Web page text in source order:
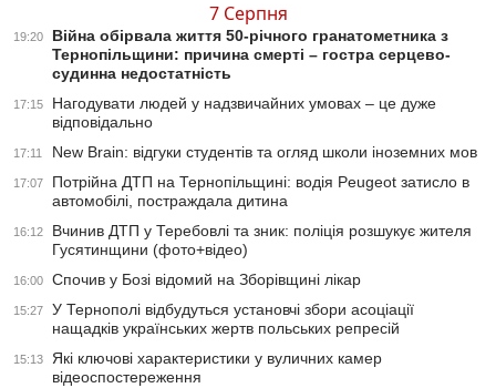
7 Серпня
19:20
Війна обірвала життя 50-річного гранатометника з
Тернопільщини: причина смерті – гостра серцево-
судинна недостатність
17:15
Нагодувати людей у надзвичайних умовах – це дуже
відповідально
17:11 New Brain: відгуки студентів та огляд школи іноземних мов
17:07
Потрійна ДТП на Тернопільщині: водія Peugeot затисло в
автомобілі, постраждала дитина
16:12
Вчинив ДТП у Теребовлі та зник: поліція розшукує жителя
Гусятинщини (фото+відео)
16:00 Спочив у Бозі відомий на Зборівщині лікар
15:27
У Тернополі відбудуться установчі збори асоціації
нащадків українських жертв польських репресій
15:13
Які ключові характеристики у вуличних камер
відеоспостереження